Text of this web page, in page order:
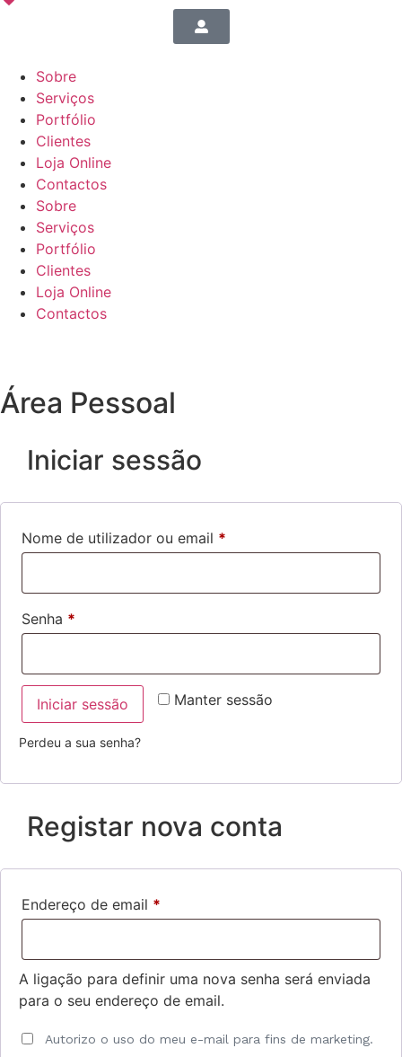
Sobre
Serviços
Portfólio
Clientes
Loja Online
Contactos
Sobre
Serviços
Portfólio
Clientes
Loja Online
Contactos
Área Pessoal
Iniciar sessão
Nome de utilizador ou email *
Senha *
Manter sessão
Iniciar sessão
Perdeu a sua senha?
Registar nova conta
Endereço de email *
A ligação para definir uma nova senha será enviada
para o seu endereço de email.
Autorizo o uso do meu e-mail para fins de marketing.